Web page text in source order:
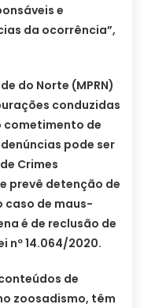
e
da ocorrência”,
do Norte (MPRN)
conduzidas
cometimento de
pode ser
Crimes
prevê detenção de
caso de maus-
é de reclusão de
nº 14.064/2020.
de
zoosadismo, têm